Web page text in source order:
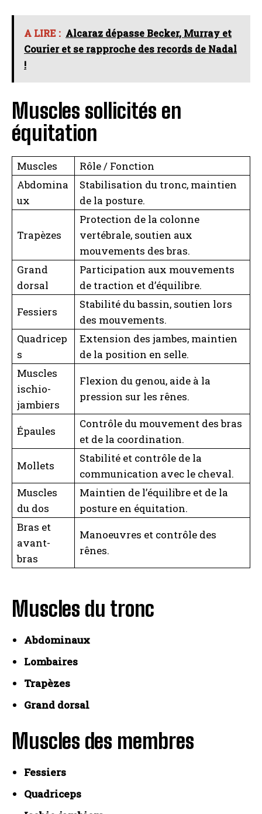
A LIRE : Alcaraz dépasse Becker, Murray et
Courier et se rapproche des records de Nadal
!
Muscles sollicités en
équitation
Muscles
Rôle / Fonction
Abdomina
ux
Stabilisation du tronc, maintien
de la posture.
Trapèzes
Protection de la colonne
vertébrale, soutien aux
mouvements des bras.
Grand
dorsal
Participation aux mouvements
de traction et d’équilibre.
Fessiers
Stabilité du bassin, soutien lors
des mouvements.
Quadricep
s
Extension des jambes, maintien
de la position en selle.
Muscles
ischio-
jambiers
Flexion du genou, aide à la
pression sur les rênes.
Épaules
Contrôle du mouvement des bras
et de la coordination.
Mollets
Stabilité et contrôle de la
communication avec le cheval.
Muscles
du dos
Maintien de l’équilibre et de la
posture en équitation.
Bras et
avant-
bras
Manoeuvres et contrôle des
rênes.
Muscles du tronc
Abdominaux
Lombaires
Trapèzes
Grand dorsal
Muscles des membres
Fessiers
Quadriceps